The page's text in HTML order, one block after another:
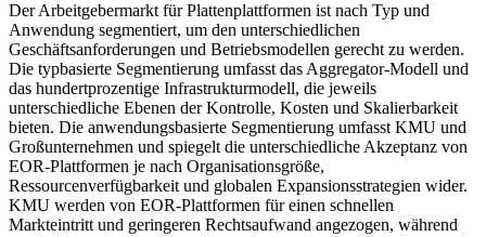
Der Arbeitgebermarkt für Plattenplattformen ist nach Typ und
Anwendung segmentiert, um den unterschiedlichen
Geschäftsanforderungen und Betriebsmodellen gerecht zu werden.
Die typbasierte Segmentierung umfasst das Aggregator-Modell und
das hundertprozentige Infrastrukturmodell, die jeweils
unterschiedliche Ebenen der Kontrolle, Kosten und Skalierbarkeit
bieten. Die anwendungsbasierte Segmentierung umfasst KMU und
Großunternehmen und spiegelt die unterschiedliche Akzeptanz von
EOR-Plattformen je nach Organisationsgröße,
Ressourcenverfügbarkeit und globalen Expansionsstrategien wider.
KMU werden von EOR-Plattformen für einen schnellen
Markteintritt und geringeren Rechtsaufwand angezogen, während